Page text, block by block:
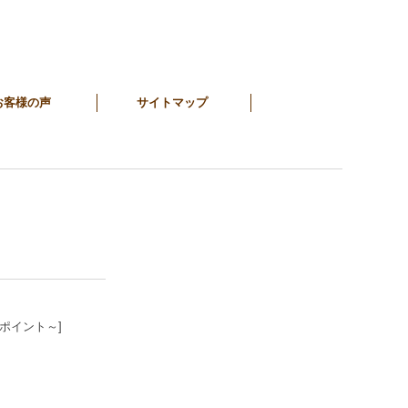
客様の声 サイトマップ
イント～]